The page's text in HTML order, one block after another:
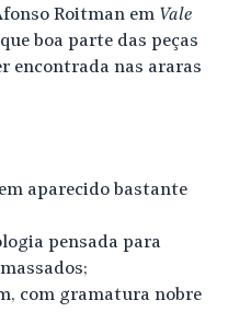
Roitman em Vale
boa parte das peças
encontrada nas araras
aparecido bastante
pensada para
, com gramatura nobre